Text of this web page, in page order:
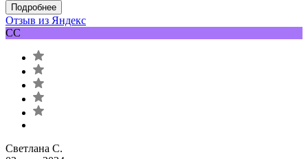
Подробнее
Отзыв из Яндекс
СС
Светлана С.